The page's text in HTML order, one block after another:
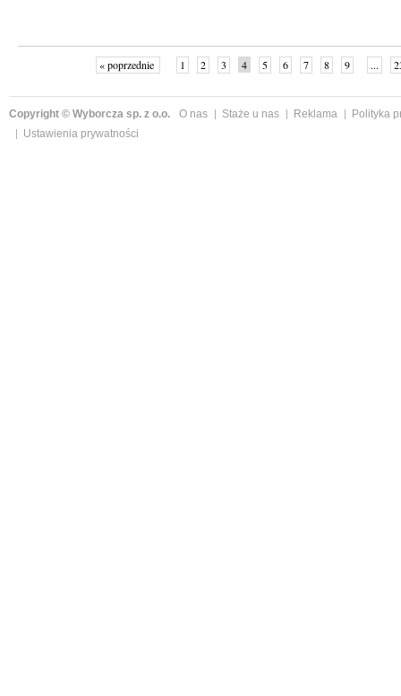
« poprzednie 1 2 3 4 5 6 7 8 9 ...
Copyright © Wyborcza sp. z o.o. O nas Staże u nas Reklama
Polityka
Ustawienia prywatności